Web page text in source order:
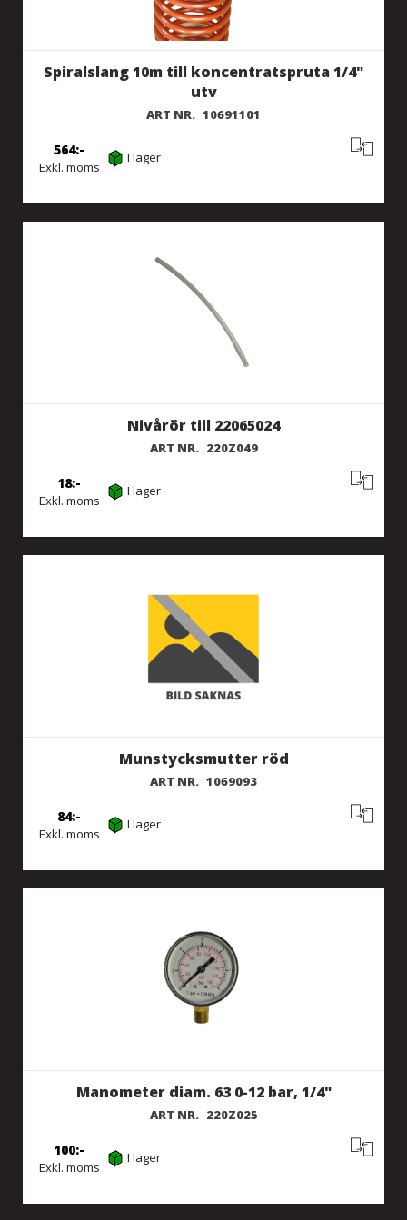
Spiralslang 10m till koncentratspruta 1/4"
utv
ART NR. 10691101
Exkl. moms
564 I lager
Nivårör till 22065024
ART NR. 220Z049
Exkl. moms
18 I lager
Munstycksmutter röd
ART NR. 1069093
Exkl. moms
84 I lager
Manometer diam. 63 0-12 bar, 1/4"
ART NR. 220Z025
Exkl. moms
100 I lager